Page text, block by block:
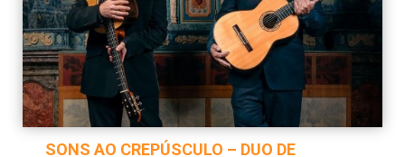
SONS AO CREPÚSCULO – DUO DE